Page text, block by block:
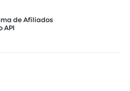
de Afiliados
API